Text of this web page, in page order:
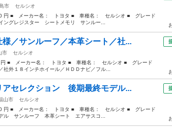
市
セルシオ
円 ■ メーカー名： トヨタ ■ 車種名： セルシオ ■ グレード
グレジスター シートメモリ サンルー...
／サンルーフ／本革シート／社...
市
セルシオ
■ メーカー名： トヨタ ■ 車種名： セルシオ ■ グレード
外１８インチホイール／ＨＤＤナビ／フル...
セレクション 後期最終モデル...
山市
セルシオ
円 ■ メーカー名： トヨタ ■ 車種名： セルシオ ■ グレード
ル サンルーフ 本革シート エアサスコ...